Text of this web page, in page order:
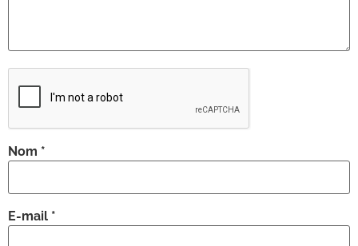
Nom *
E-mail *